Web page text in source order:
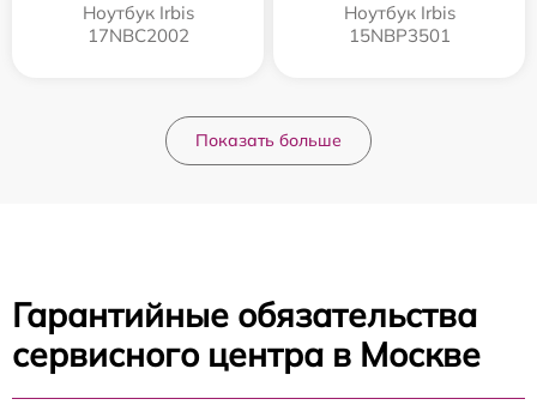
Ноутбук Irbis
17NBC2002
Ноутбук Irbis
15NBP3501
Показать больше
Гарантийные обязательства
сервисного центра в Москве